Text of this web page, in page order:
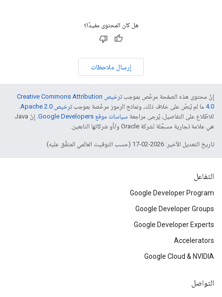
هل كان المحتوى مفيدًا؟
إرسال ملاحظات
إنّ محتوى هذه الصفحة مرخّص بموجب
ترخيص Creative Commons Attribution
4.0‏ ما لم يُنصّ على خلاف ذلك، ونماذج الرموز مرخّصة بموجبترخيص Apache 2.0‏
.
للاطّلاع على التفاصيل، يُرجى مراجعة سياسات موقع Google Developers‏
. إنّ Java
هي علامة تجارية مسجَّلة لشركة Oracle و/أو شركائها التابعين.
تاريخ التعديل الأخير: 2026-02-17 (حسب التوقيت العالمي المتفَّق عليه)
التفاعل
Google Developer Program
Google Developer Groups
Google Developer Experts
Accelerators
Google Cloud & NVIDIA
التواصل